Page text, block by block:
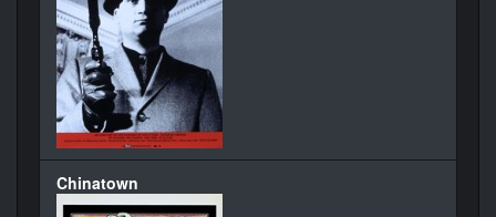
Chinatown